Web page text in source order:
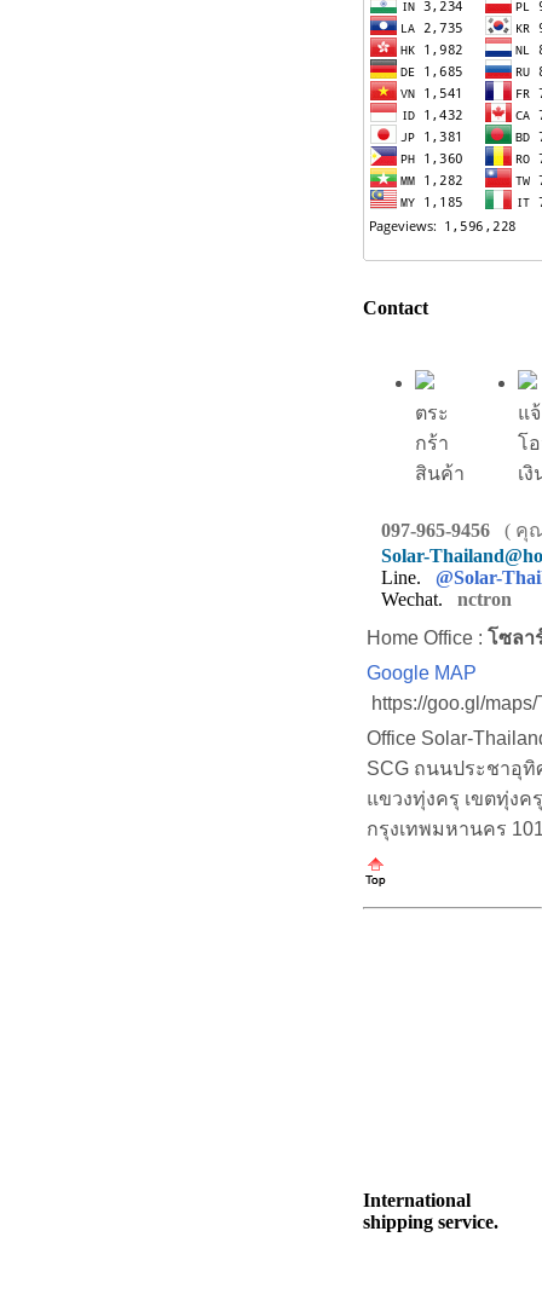
Contact
ตระ
กร้า
สินค้า
แ
โ
เงิ
097-965-9456 ( คุ
Solar-
Line. @Solar-
Wechat. nctron
Home Office : โซลา
Google MAP
https://goo.gl/
Office Solar-
SCG ถนนประชาอุทิ
แขวงทุ่งครุ เขตทุ่งครุ
กรุงเทพมหานคร
International
shipping service.